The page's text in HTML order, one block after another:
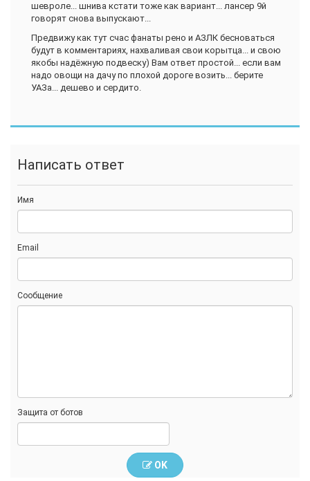
шевроле... шнива кстати тоже как вариант... лансер 9й
говорят снова выпускают...
Предвижу как тут счас фанаты рено и АЗЛК бесноваться
будут в комментариях, нахваливая свои корытца... и свою
якобы надёжную подвеску) Вам ответ простой... если вам
надо овощи на дачу по плохой дороге возить... берите
УАЗа... дешево и сердито.
Написать ответ
Имя
Email
Сообщение
Защита от ботов
OK